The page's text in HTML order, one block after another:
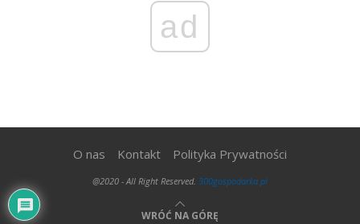
ad
O nas Kontakt Polityka Prywatności
@2020 - All Right Reserved. 300gospodarka.pl
WRÓĆ NA GÓRĘ